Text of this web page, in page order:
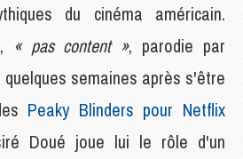
du cinéma américain.
« pas content », parodie par
semaines après s'être
Peaky Blinders pour Netflix
Doué joue lui le rôle d'un